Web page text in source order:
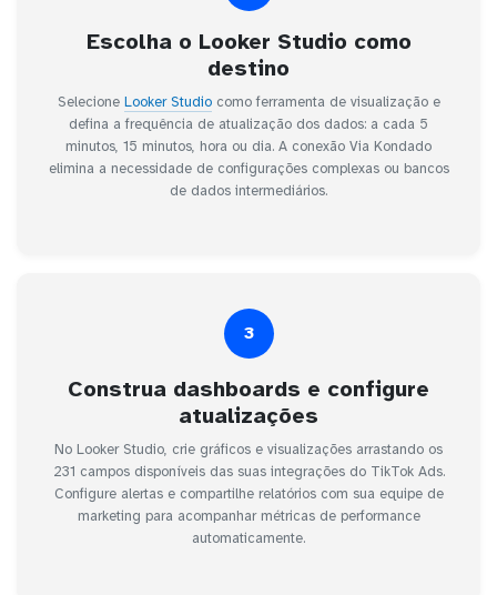
Escolha o Looker Studio como
destino
Selecione Looker Studiocomo ferramenta de visualização e
defina a frequência de atualização dos dados: a cada 5
minutos, 15 minutos, hora ou dia. A conexão Via Kondado
elimina a necessidade de configurações complexas ou bancos
de dados intermediários.
3
Construa dashboards e configure
atualizações
No Looker Studio, crie gráficos e visualizações arrastando os
231 campos disponíveis das suas integrações do TikTok Ads.
Configure alertas e compartilhe relatórios com sua equipe de
marketing para acompanhar métricas de performance
automaticamente.